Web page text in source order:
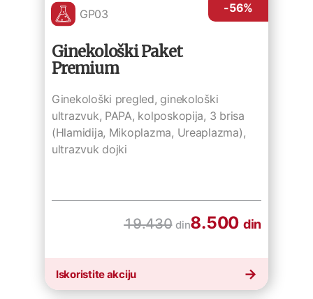
GP03
Ginekološki Paket
Premium
Ginekološki pregled, ginekološki
ultrazvuk, PAPA, kolposkopija, 3 brisa
(Hlamidija, Mikoplazma, Ureaplazma),
ultrazvuk dojki
-56%
19.430 din8.500 din
Iskoristite akciju